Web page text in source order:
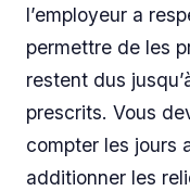
l’employeur a
permettre de les
restent dus
prescrits. Vous
compter les jours
additionner les